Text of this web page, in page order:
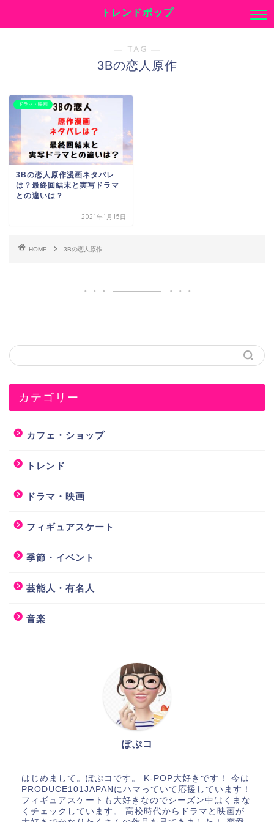
トレンドポップ
― TAG ―
3Bの恋人原作
ドラマ・映画
3Bの恋人原作漫画ネタバレ
は？最終回結末と実写ドラマ
との違いは？
2021年1月15日
HOME 3Bの恋人原作
カテゴリー
カフェ・ショップ
トレンド
ドラマ・映画
フィギュアスケート
季節・イベント
芸能人・有名人
音楽
ぽぷコ
はじめまして。ぽぷコです。 K-POP大好きです！ 今は
PRODUCE101JAPANにハマっていて応援しています！
フィギュアスケートも大好きなのでシーズン中はくまな
くチェックしています。 高校時代からドラマと映画が